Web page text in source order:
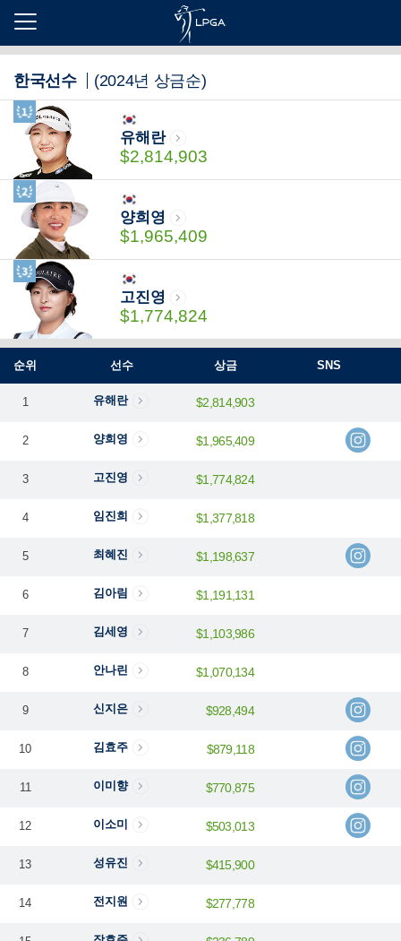
본
로
한국선수 (2024년 상금순)
유해란
$2,814,903
양희영
$1,965,409
고진영
$1,774,824
순위 선수 상금 SNS
1 유해란 $2,814,903
2 양희영 $1,965,409
3 고진영 $1,774,824
4 임진희 $1,377,818
5 최혜진 $1,198,637
6 김아림 $1,191,131
7 김세영 $1,103,986
8 안나린 $1,070,134
9 신지은 $928,494
10 김효주 $879,118
11 이미향 $770,875
12 이소미 $503,013
13 성유진 $415,900
14 전지원 $277,778